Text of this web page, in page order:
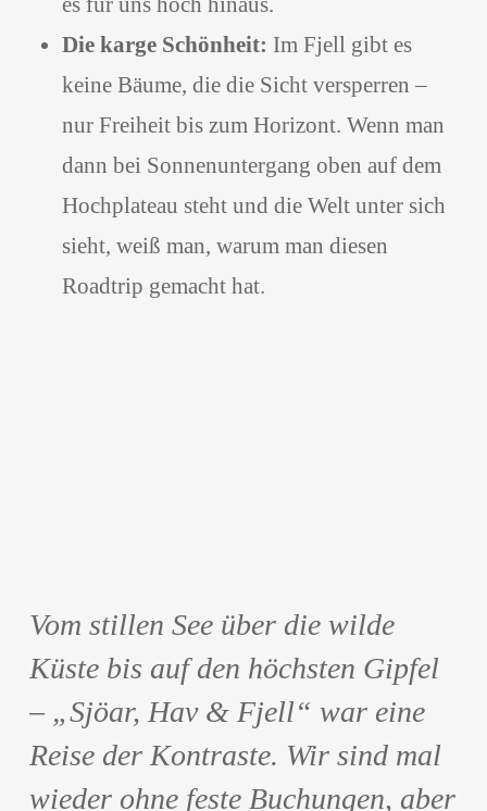
Die karge Schönheit: Im Fjell gibt es
keine Bäume, die die Sicht versperren –
nur Freiheit bis zum Horizont. Wenn man
dann bei Sonnenuntergang oben auf dem
Hochplateau steht und die Welt unter sich
sieht, weiß man, warum man diesen
Roadtrip gemacht hat.
Vom stillen See über die wilde
Küste bis auf den höchsten Gipfel
– „Sjöar, Hav & Fjell“ war eine
Reise der Kontraste. Wir sind mal
wieder ohne feste Buchungen, aber